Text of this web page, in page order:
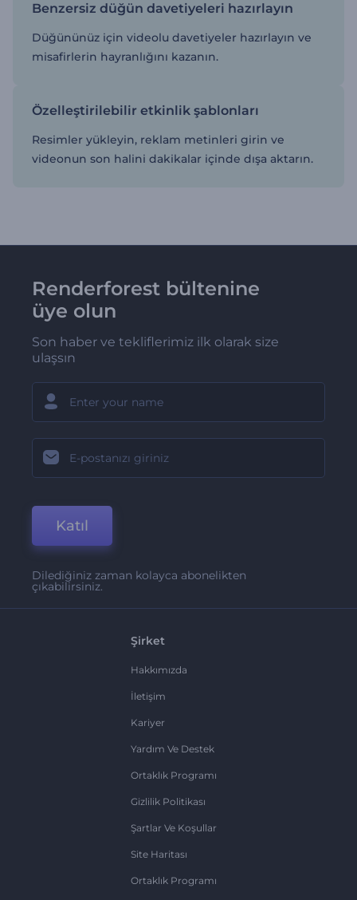
Benzersiz düğün davetiyeleri hazırlayın
Düğününüz için videolu davetiyeler hazırlayın ve
misafirlerin hayranlığını kazanın.
Özelleştirilebilir etkinlik şablonları
Resimler yükleyin, reklam metinleri girin ve
videonun son halini dakikalar içinde dışa aktarın.
Renderforest bültenine
üye olun
Son haber ve tekliflerimiz ilk olarak size
ulaşsın
Katıl
Dilediğiniz zaman kolayca abonelikten
çıkabilirsiniz.
Şirket
Hakkımızda
İletişim
Kariyer
Yardım Ve Destek
Ortaklık Programı
Gizlilik Politikası
Şartlar Ve Koşullar
Site Haritası
Ortaklık Programı